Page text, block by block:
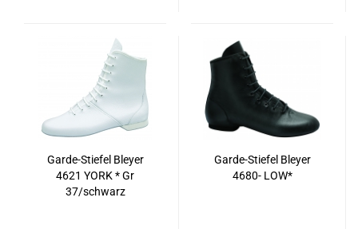
Garde-Stiefel Bleyer
4621 YORK * Gr
37/schwarz
Garde-Stiefel Bleyer
4680- LOW*